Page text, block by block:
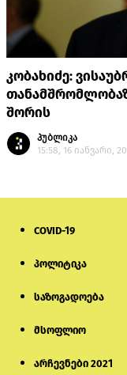
კობახიძე:
შორის
პუბლიკა
15:58, 16 იანვარი,
COVID-19
პოლიტიკა
საზოგადოება
მსოფლიო
არჩევნები 2021